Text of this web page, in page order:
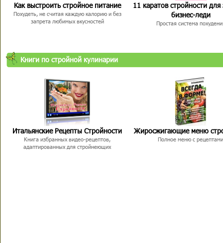
Как выстроить стройное питание
Похудеть, не считая каждую калорию и без
запрета любимых вкусностей
11 каратов стройности для
бизнес-леди
Простая система
Книги по стройной кулинарии
Итальянские Рецепты Стройности
Книга избранных видео-рецептов,
адаптированных для стройнеющих
Жиросжигающие меню
Полное меню с рецептами